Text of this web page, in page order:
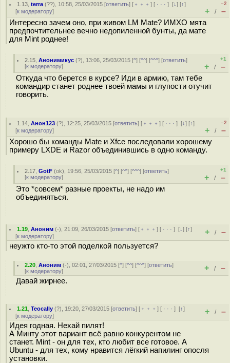
1.13 ,terra (??), 10:58, 25/03/2015 [ответить] [ ﹢﹢﹢] [ · · ·][↓] [↑]
[к модератору]
–2
+ / –
Интересно зачем оно, при живом LM Mate? ИМХО мята
предпочтительнее вечно недопиленной бунты, да мате
для Mint роднее!
2.15 ,Анонимикус (?), 13:06, 25/03/2015 [^] [^^] [^^^] [ответить]
[к модератору]
+1
+ / –
Откуда что берется в курсе? Иди в армию, там тебе
командир станет роднее твоей мамы и глупости отучит
говорить.
1.14 ,Анон123 (?), 12:25, 25/03/2015 [ответить] [ ﹢﹢﹢] [ · · ·][↓] [↑]
[к модератору]
–2
+ / –
Хорошо бы команды Mate и Xfce последовали хорошему
примеру LXDE и Razor объединившись в одно команду.
2.17 ,GotF (ok), 19:56, 25/03/2015 [^] [^^] [^^^] [ответить]
[к модератору]
+1
+ / –
Это *совсем* разные проекты, не надо им
объединяться.
1.19 ,Аноним (-), 21:09, 26/03/2015 [ответить] [ ﹢﹢﹢] [ · · ·][↓] [↑]
[к модератору] + / –
неужто кто-то этой поделкой пользуется?
2.20 ,Аноним (-), 02:01, 27/03/2015 [^] [^^] [^^^] [ответить]
[к модератору] + / –
Давай жирнее.
1.21 ,Teocally (?), 19:20, 27/03/2015 [ответить] [ ﹢﹢﹢] [ · · ·][↑]
[к модератору] + / –
Идея годная. Нехай пилят!
А Минту этот вариант всё равно конкурентом не
станет. Mint - он для тех, кто любит все готовое. А
Ubuntu - для тех, кому нравится лёгкий напилинг опосля
установки.